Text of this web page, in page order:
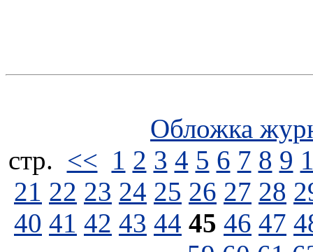
Обложка
стp. << 1 2 3 4 5 6 7 8 9
21 22 23 24 25 26 27 28
40 41 42 43 44 45 46 47